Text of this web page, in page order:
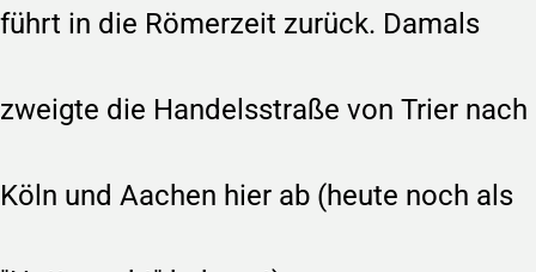
führt in die Römerzeit zurück. Damals
zweigte die Handelsstraße von Trier nach
Köln und Aachen hier ab (heute noch als